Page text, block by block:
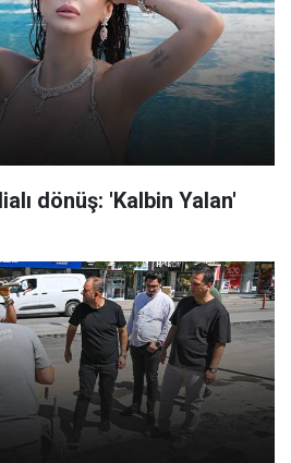
dönüş: 'Kalbin Yalan'